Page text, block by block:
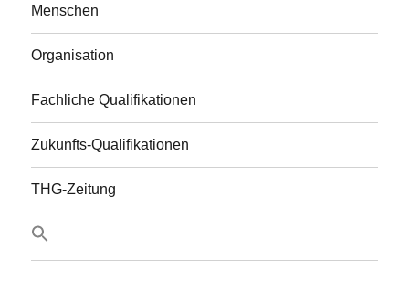
Menschen
Organisation
Fachliche Qualifikationen
Zukunfts-Qualifikationen
THG-Zeitung